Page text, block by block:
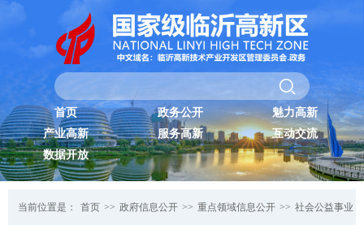
首页 政务公开
魅力高新
产业高新
服务高新
互动交流
数据开放
当前位置是： 首页 >> 政府信息公开 >> 重点领域信息公开 >> 社会公益事业